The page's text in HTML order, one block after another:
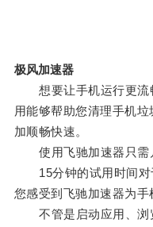
极风加速器
想要让手机运行更流
用能够帮助您清理手机
加顺畅快速。
使用飞驰加速器只需
15分钟的试用时间对
您感受到飞驰加速器为手
不管是启动应用、浏